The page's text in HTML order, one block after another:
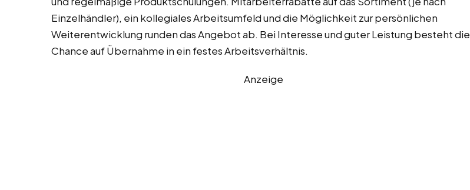
Einzelhändler), ein kollegiales Arbeitsumfeld und die Möglichkeit zur persönlichen
Weiterentwicklung runden das Angebot ab. Bei Interesse und guter Leistung besteht die
Chance auf Übernahme in ein festes Arbeitsverhältnis.
Anzeige